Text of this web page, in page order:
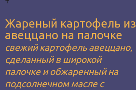
Жареный картофель из
авеццано на палочке
свежий картофель авеццано,
сделанный в широкой
палочке и обжаренный на
подсолнечном масле с